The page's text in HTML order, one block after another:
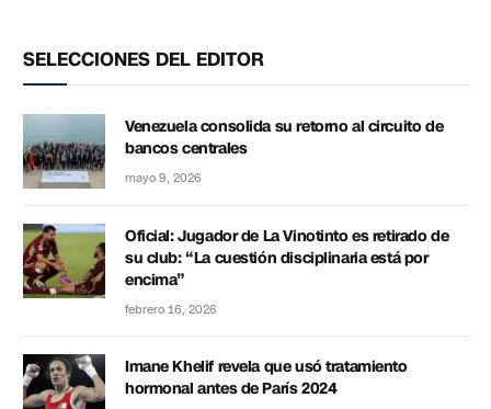
SELECCIONES DEL EDITOR
Venezuela consolida su retorno al circuito de
bancos centrales
mayo 9, 2026
Oficial: Jugador de La Vinotinto es retirado de
su club: “La cuestión disciplinaria está por
encima”
febrero 16, 2026
Imane Khelif revela que usó tratamiento
hormonal antes de París 2024